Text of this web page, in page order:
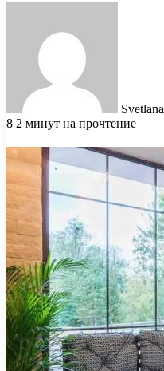
Svetlana
8 2 минут на прочтение